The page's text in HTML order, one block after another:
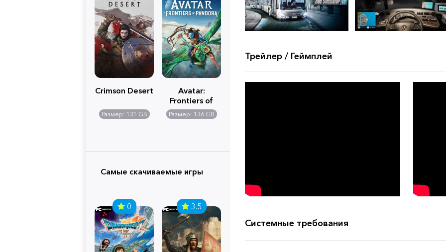
Crimson Desert
Размер: 131 GB
Avatar:
Frontiers of
Pandora
Размер: 136 GB
Самые скачиваемые игры
0 3.5
Трейлер / Геймплей
Системные требования